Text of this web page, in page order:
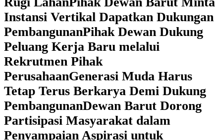
Instansi Vertikal Dapatkan Dukungan
PembangunanPihak Dewan Dukung
Peluang Kerja Baru melalui
Rekrutmen Pihak
PerusahaanGenerasi Muda Harus
Tetap Terus Berkarya Demi Dukung
PembangunanDewan Barut Dorong
Partisipasi Masyarakat dalam
Penyampaian Aspirasi untuk